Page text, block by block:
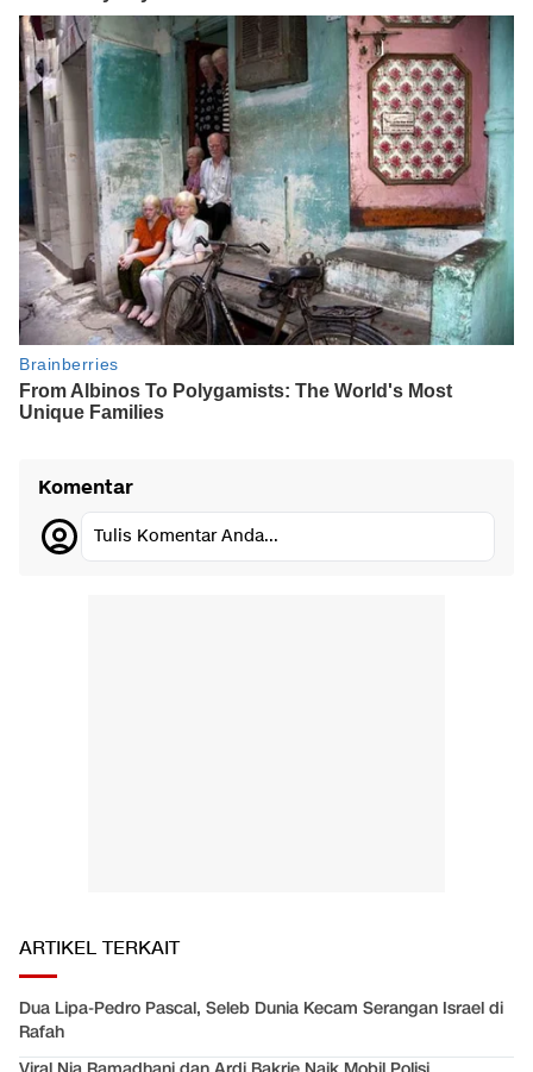
Komentar
Tulis Komentar Anda...
ARTIKEL TERKAIT
Dua Lipa-Pedro Pascal, Seleb Dunia Kecam Serangan Israel di
Rafah